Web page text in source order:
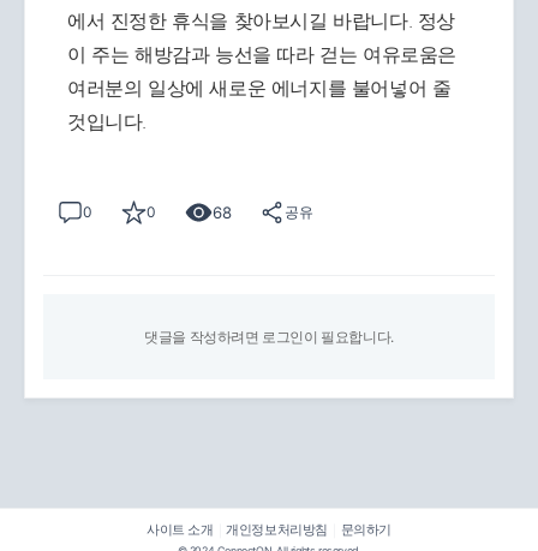
에서 진정한 휴식을 찾아보시길 바랍니다. 정상
이 주는 해방감과 능선을 따라 걷는 여유로움은
여러분의 일상에 새로운 에너지를 불어넣어 줄
것입니다.
0 0 68 공유
댓글을 작성하려면 로그인이 필요합니다.
사이트 소개 개인정보처리방침 문의하기